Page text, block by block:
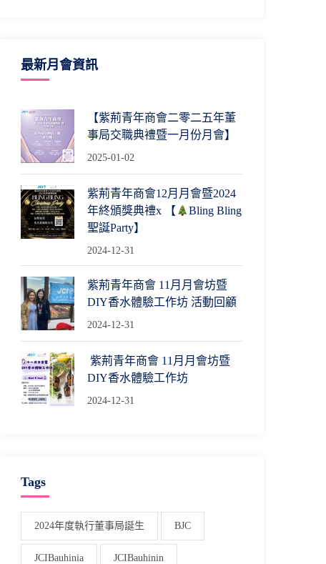
最新月會資訊
【紫荊青年商會二零二五年董
事局交職典禮暨一月份月會】
2025-01-02
紫荊青年商會12月月會暨2024
年終頒獎典禮x 【
Bling Bling
聖誕Party】
2024-12-31
紫荊青年商會 11月月會坊暨
DIY香水體驗工作坊 活動回顧
2024-12-31
紫荊青年商會 11月月會坊暨
DIY香水體驗工作坊
2024-12-31
Tags
2024年度執行董事局誕生 BJC
JCIBauhinia JCIBauhinin